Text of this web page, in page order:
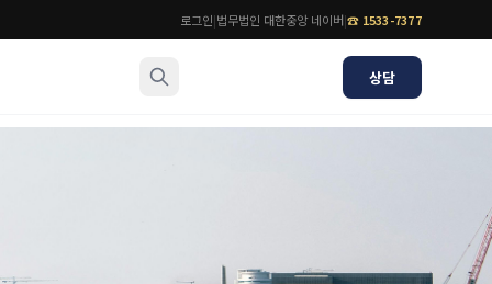
로그인|법무법인 대한중앙 네이버|☎ 1533-7377
상담
법률 블로그